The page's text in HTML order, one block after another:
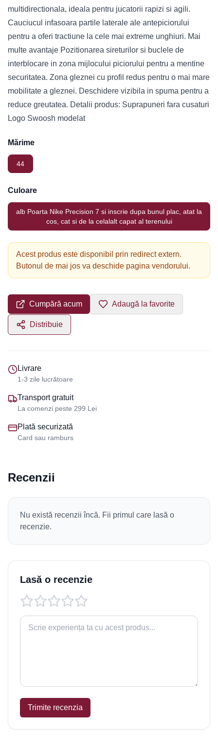
multidirectionala, ideala pentru jucatorii rapizi si agili.
Cauciucul infasoara partile laterale ale antepiciorului
pentru a oferi tractiune la cele mai extreme unghiuri. Mai
multe avantaje Pozitionarea sireturilor si buclele de
interblocare in zona mijlocului piciorului pentru a mentine
securitatea. Zona gleznei cu profil redus pentru o mai mare
mobilitate a gleznei. Deschidere vizibila in spuma pentru a
reduce greutatea. Detalii produs: Suprapuneri fara cusaturi
Logo Swoosh modelat
Mărime
44
Culoare
alb Poarta Nike Precision 7 si inscrie dupa bunul plac, atat la
cos, cat si de la celalalt capat al terenului
Acest produs este disponibil prin redirect extern.
Butonul de mai jos va deschide pagina vendorului.
Cumpără acum Adaugă la favorite
Distribuie
Livrare
1-3 zile lucrătoare
Transport gratuit
La comenzi peste 299 Lei
Plată securizată
Card sau ramburs
Recenzii
Nu există recenzii încă. Fii primul care lasă o
recenzie.
Lasă o recenzie
Trimite recenzia